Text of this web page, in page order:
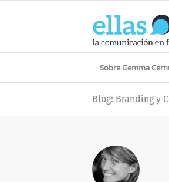
Sobre Gemma
Blog: Branding y